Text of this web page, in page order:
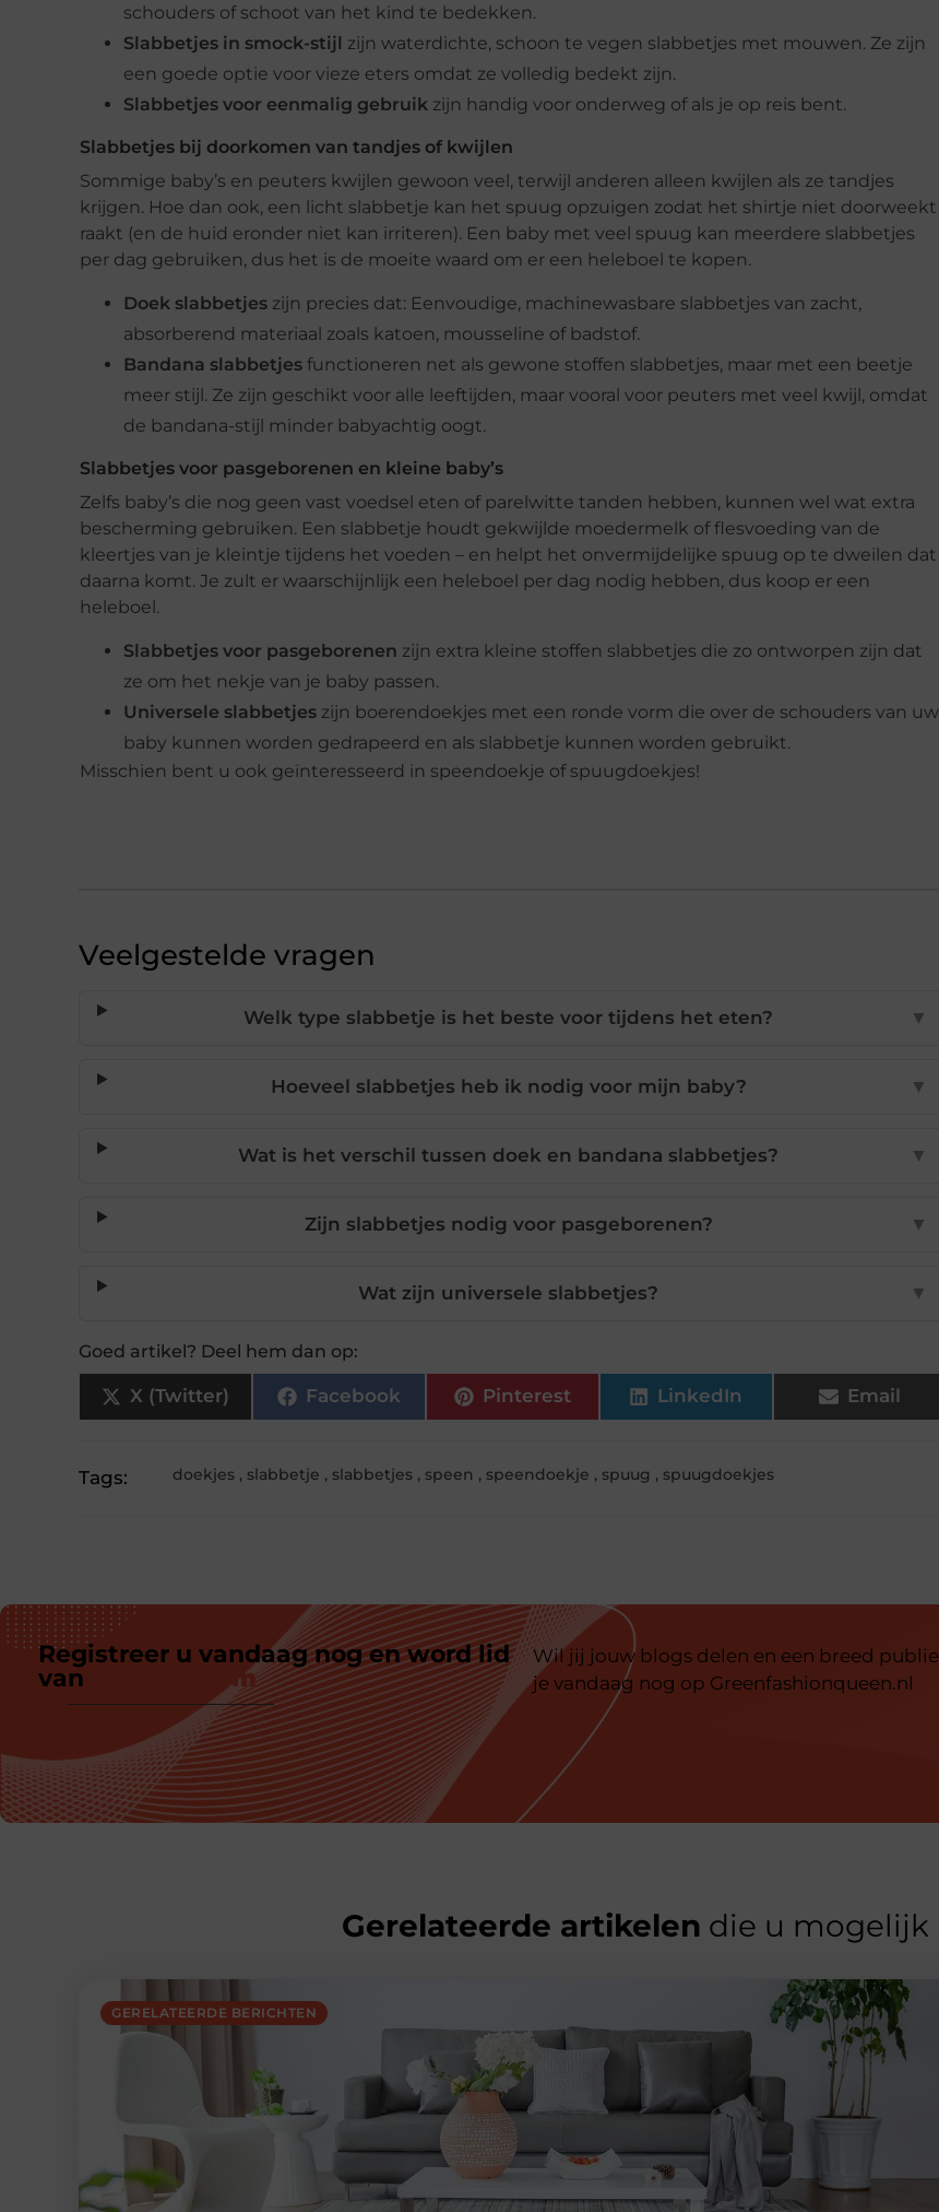
schouders of schoot van het kind te bedekken.
Slabbetjes in smock-stijl zijn waterdichte, schoon te vegen slabbetjes met mouwen. Ze zijn
een goede optie voor vieze eters omdat ze volledig bedekt zijn.
Slabbetjes voor eenmalig gebruik zijn handig voor onderweg of als je op reis bent.
Slabbetjes bij doorkomen van tandjes of kwijlen
Sommige baby’s en peuters kwijlen gewoon veel, terwijl anderen alleen kwijlen als ze tandjes
krijgen. Hoe dan ook, een licht slabbetje kan het spuug opzuigen zodat het shirtje niet doorweekt
raakt (en de huid eronder niet kan irriteren). Een baby met veel spuug kan meerdere slabbetjes
per dag gebruiken, dus het is de moeite waard om er een heleboel te kopen.
Doek slabbetjes zijn precies dat: Eenvoudige, machinewasbare slabbetjes van zacht,
absorberend materiaal zoals katoen, mousseline of badstof.
Bandana slabbetjes functioneren net als gewone stoffen slabbetjes, maar met een beetje
meer stijl. Ze zijn geschikt voor alle leeftijden, maar vooral voor peuters met veel kwijl, omdat
de bandana-stijl minder babyachtig oogt.
Slabbetjes voor pasgeborenen en kleine baby’s
Zelfs baby’s die nog geen vast voedsel eten of parelwitte tanden hebben, kunnen wel wat extra
bescherming gebruiken. Een slabbetje houdt gekwijlde moedermelk of flesvoeding van de
kleertjes van je kleintje tijdens het voeden – en helpt het onvermijdelijke spuug op te dweilen dat
daarna komt. Je zult er waarschijnlijk een heleboel per dag nodig hebben, dus koop er een
heleboel.
Slabbetjes voor pasgeborenen zijn extra kleine stoffen slabbetjes die zo ontworpen zijn dat
ze om het nekje van je baby passen.
Universele slabbetjes zijn boerendoekjes met een ronde vorm die over de schouders van uw
baby kunnen worden gedrapeerd en als slabbetje kunnen worden gebruikt.
Misschien bent u ook geïnteresseerd in speendoekje of spuugdoekjes!
Veelgestelde vragen
Welk type slabbetje is het beste voor tijdens het eten? ▼
Hoeveel slabbetjes heb ik nodig voor mijn baby? ▼
Wat is het verschil tussen doek en bandana slabbetjes? ▼
Zijn slabbetjes nodig voor pasgeborenen? ▼
Wat zijn universele slabbetjes? ▼
Goed artikel? Deel hem dan op:
X (Twitter) Facebook Pinterest LinkedIn Email
Tags: doekjes , slabbetje , slabbetjes , speen , speendoekje , spuug , spuugdoekjes
Registreer u vandaag nog en word lid
van
ons platform
Wil jij jouw blogs delen en een breed
je vandaag nog op Greenfashionqueen.nl
Gerelateerde artikelen die u mogelijk
GERELATEERDE BERICHTEN